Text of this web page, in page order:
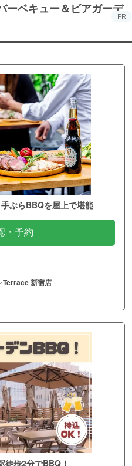
ーベキュー＆ビアガーデ
PR
ぶらBBQを屋上で堪能
・予約
Terrace 新宿店
徒歩2分でBBQ！